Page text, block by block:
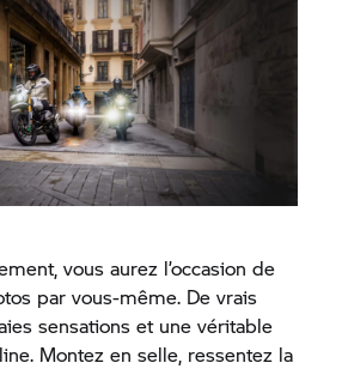
vous aurez l’occasion de
par vous-même. De vrais
sensations et une véritable
Montez en selle, ressentez la